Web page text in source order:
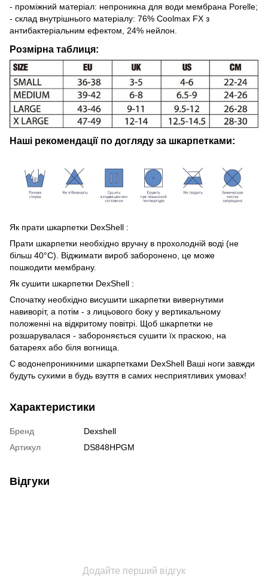
- проміжний матеріал: непроникна для води мембрана Porelle;
- склад внутрішнього матеріалу: 76% Coolmax FX з
антибактеріальним ефектом, 24% нейлон.
Розмірна таблиця:
Наші рекомендації по догляду за шкарпетками:
Як прати шкарпетки DexShell :
Прати шкарпетки необхідно вручну в прохолодній воді (не
більш 40°C). Віджимати вироб заборонено, це може
пошкодити мембрану.
Як сушити шкарпетки DexShell :
Спочатку необхідно висушити шкарпетки вивернутими
навиворіт, а потім - з лицьового боку у вертикальному
положенні на відкритому повітрі. Щоб шкарпетки не
розшарувалася - забороняється сушити їх праскою, на
батареях або біля вогнища.
C водонепроникними шкарпетками DexShell Ваші ноги завжди
будуть сухими в будь взуття в самих несприятливих умовах!
Характеристики
Бренд
Dexshell
Артикул
DS848HPGM
Відгуки
Додайте перший відгук